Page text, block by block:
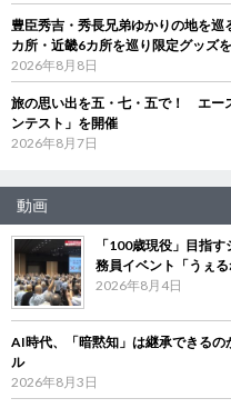
豊臣秀吉・秀長兄弟ゆかりの地を
カ所・近畿6カ所を巡り限定グッズ
2026年8月8日
旅の思い出を五・七・五で！ エー
ンテスト」を開催
2026年8月7日
動画
「100歳現役」目指
務員イベント「うぇる
2026年8月4日
AI時代、「暗黙知」は継承できる
ル
2026年8月3日